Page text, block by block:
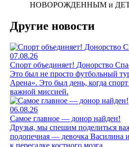
Другие новости
07.08.26
Спорт объединяет! Донорство
Это был не просто футбольный
Арена». Это был день, когда
важной миссией.
06.08.26
Самое главное — донор найден!
Друзья, мы спешим поделиться
подопечная — девочка Василина
к пересадке костного мозга.